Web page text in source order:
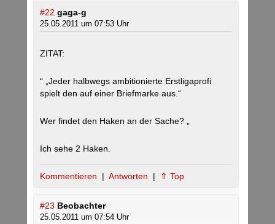
#22 gaga-g
25.05.2011 um 07:53 Uhr
ZITAT:
“ „Jeder halbwegs ambitionierte Erstligaprofi
spielt den auf einer Briefmarke aus.“
Wer findet den Haken an der Sache? „
Ich sehe 2 Haken.
Kommentieren | Antworten | ⇑ Top
#23 Beobachter
25.05.2011 um 07:54 Uhr